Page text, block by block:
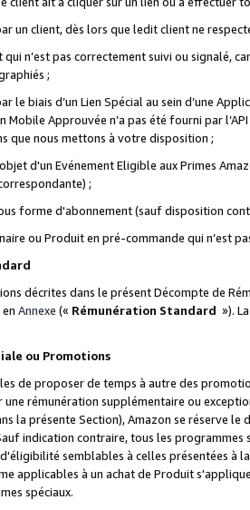
un client, dès lors que ledit client ne
n’est pas correctement suivi ou signalé,
;
le biais d’un Lien Spécial au sein d’une
Approuvée n’a pas été fourni par
que nous mettons à votre disposition ;
d'un Evénement Eligible aux Primes
;
forme d'abonnement (sauf disposition
ou Produit en pré-commande qui n’est
décrites dans le présent Décompte de
Annexe (« Rémunération Standard »).
ou Promotions
de proposer de temps à autre des
une rémunération supplémentaire ou
la présente Section), Amazon se réserve
indication contraire, tous les
semblables à celles présentées à
applicables à un achat de Produit
spéciaux.